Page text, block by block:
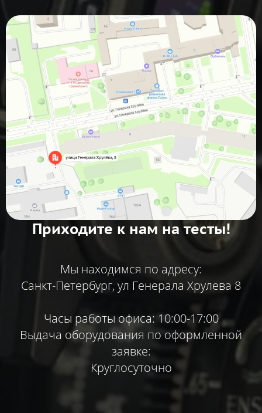
Приходите к нам на тесты!
Мы находимся по адресу:
Санкт-Петербург, ул Генерала Хрулева 8
Часы работы офиса: 10:00-17:00
Выдача оборудования по оформленной
заявке:
Круглосуточно